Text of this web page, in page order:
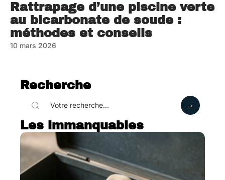
Rattrapage d’une piscine verte
au bicarbonate de soude :
méthodes et conseils
10 mars 2026
Recherche
Les immanquables